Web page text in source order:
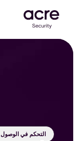
التحكم في الوصول